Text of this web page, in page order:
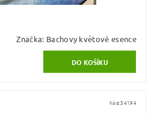
Značka: Bachovy květové esence
Kód:34194